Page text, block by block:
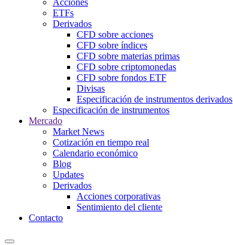
ETFs
Derivados
CFD sobre acciones
CFD sobre índices
CFD sobre materias primas
CFD sobre criptomonedas
CFD sobre fondos ETF
Divisas
Especificación de instrumentos derivados
Especificación de instrumentos
Mercado
Market News
Cotización en tiempo real
Calendario económico
Blog
Updates
Derivados
Acciones corporativas
Sentimiento del cliente
Contacto